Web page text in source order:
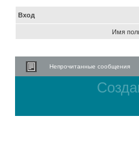
Вход
Имя
Непрочитанные сообщения